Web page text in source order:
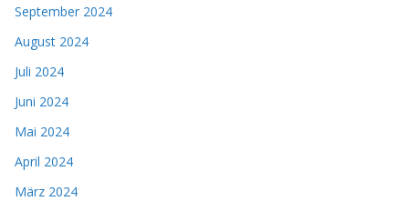
September 2024
August 2024
Juli 2024
Juni 2024
Mai 2024
April 2024
März 2024